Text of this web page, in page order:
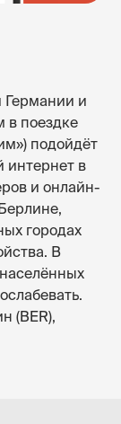
Германии и
в поездке
подойдёт
интернет в
и онлайн-
городах
В
(BER),